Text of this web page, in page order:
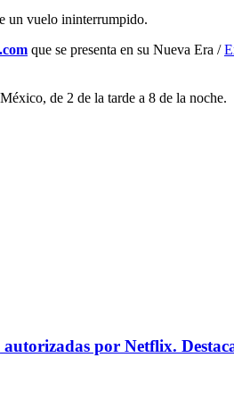
un vuelo ininterrumpido.
que se presenta en su Nueva Era /
de 2 de la tarde a 8 de la noche.
por Netflix.